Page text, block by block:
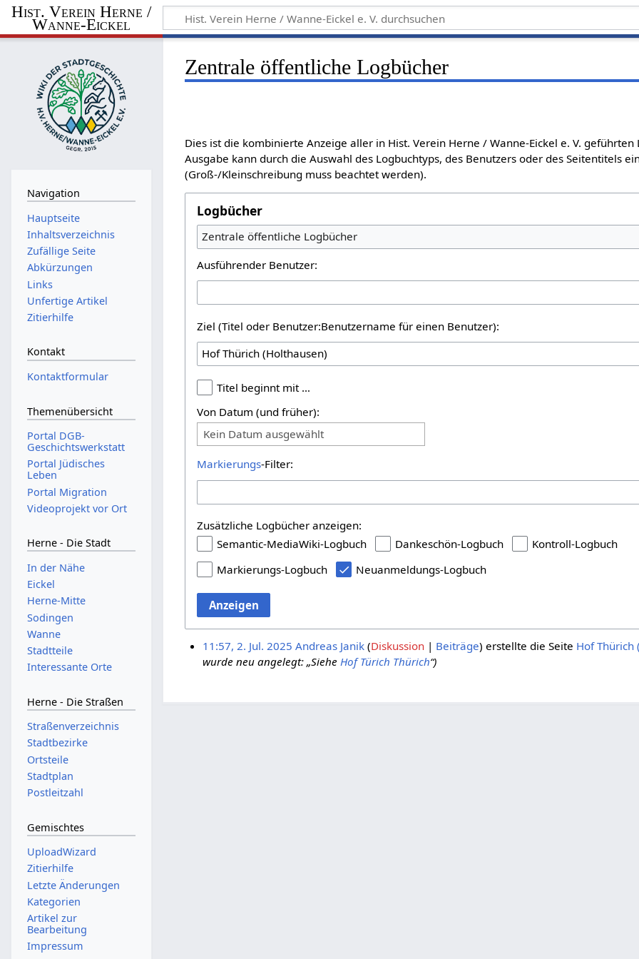
Hist. Verein Herne /
Wanne-Eickel
Zentrale öffentliche Logbücher
Dies ist die kombinierte Anzeige aller in Hist. Verein Herne / Wanne-Eickel e. V. geführten
Ausgabe kann durch die Auswahl des Logbuchtyps, des Benutzers oder des Seitentitels
(Groß-/Kleinschreibung muss beachtet werden).
Logbücher
Zentrale öffentliche Logbücher
Ausführender Benutzer:
Ziel (Titel oder Benutzer:Benutzername für einen Benutzer):
Titel beginnt mit …
Von Datum (und früher):
Kein Datum ausgewählt
Markierungs-Filter:
Zusätzliche Logbücher anzeigen:
Semantic-MediaWiki-Logbuch
Dankeschön-Logbuch
Kontroll-Logbuch
Markierungs-Logbuch
Neuanmeldungs-Logbuch
Anzeigen
11:57, 2. Jul. 2025 Andreas Janik Diskussion Beiträge erstellte die Seite Hof Thürich
wurde neu angelegt: „Siehe Hof Türich Thürich“)
Navigation
Hauptseite
Inhaltsverzeichnis
Zufällige Seite
Abkürzungen
Links
Unfertige Artikel
Zitierhilfe
Kontakt
Kontaktformular
Themenübersicht
Portal DGB-
Geschichtswerkstatt
Portal Jüdisches
Leben
Portal Migration
Videoprojekt vor Ort
Herne - Die Stadt
In der Nähe
Eickel
Herne-Mitte
Sodingen
Wanne
Stadtteile
Interessante Orte
Herne - Die Straßen
Straßenverzeichnis
Stadtbezirke
Ortsteile
Stadtplan
Postleitzahl
Gemischtes
UploadWizard
Zitierhilfe
Letzte Änderungen
Kategorien
Artikel zur
Bearbeitung
Impressum